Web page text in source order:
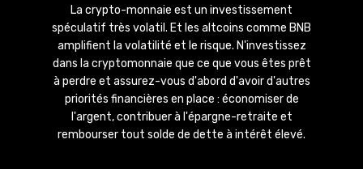
La crypto-monnaie est un investissement
spéculatif très volatil. Et les altcoins comme BNB
amplifient la volatilité et le risque. N'investissez
dans la cryptomonnaie que ce que vous êtes prêt
à perdre et assurez-vous d'abord d'avoir d'autres
priorités financières en place : économiser de
l'argent, contribuer à l'épargne-retraite et
rembourser tout solde de dette à intérêt élevé.